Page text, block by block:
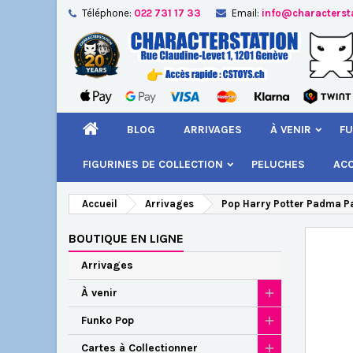
Téléphone: 022 731 17 33 Email:
BLOG ARRIVAGES À VENIR
FIGURINES DE COLLECTION PELUCHES
Accueil Arrivages Pop Harry Potter Padma
BOUTIQUE EN LIGNE
Arrivages
À venir
Funko Pop
Cartes à Collectionner